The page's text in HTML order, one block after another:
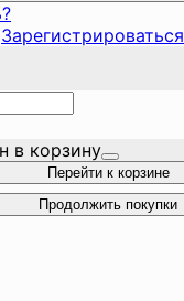
Зарегистрироваться
в корзину
Перейти к корзине
Продолжить покупки